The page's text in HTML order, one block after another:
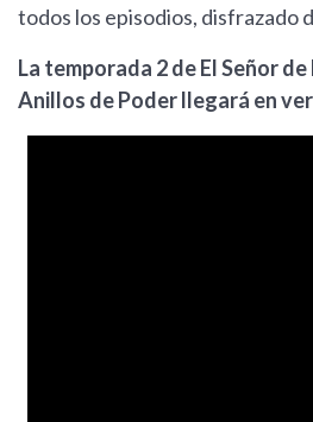
todos los episodios, disfrazado
La temporada 2 de El Señor
Anillos de Poder llegará en